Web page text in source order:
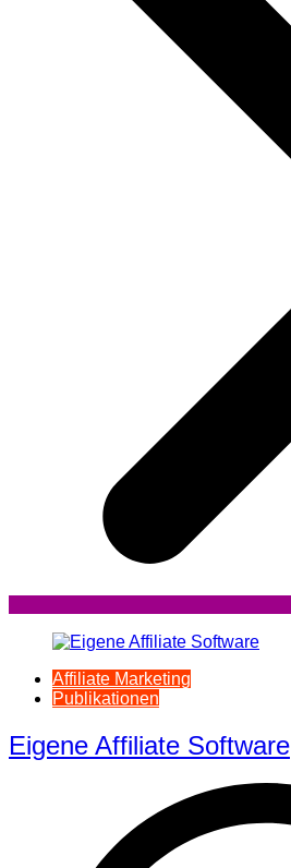
Affiliate Marketing
Publikationen
Eigene Affiliate Software